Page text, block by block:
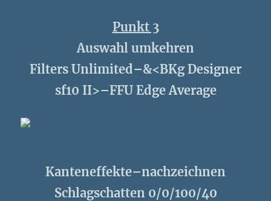
Punkt 3
Auswahl umkehren
Filters Unlimited–&<BKg Designer
sf10 II>–FFU Edge Average
Kanteneffekte–nachzeichnen
Schlagschatten 0/0/100/40